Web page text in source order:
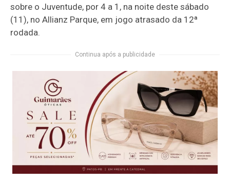
sobre o Juventude, por 4 a 1, na noite deste sábado
(11), no Allianz Parque, em jogo atrasado da 12ª
rodada.
Continua após a publicidade